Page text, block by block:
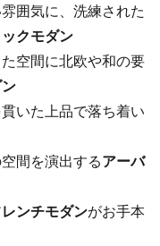
囲気に、洗練された
クモダン
空間に北欧や和の要
いた上品で落ち着い
間を演出するアーバ
ンチモダンがお手本